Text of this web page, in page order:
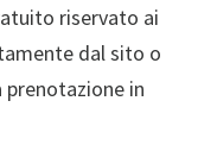
riservato ai
dal sito o
in